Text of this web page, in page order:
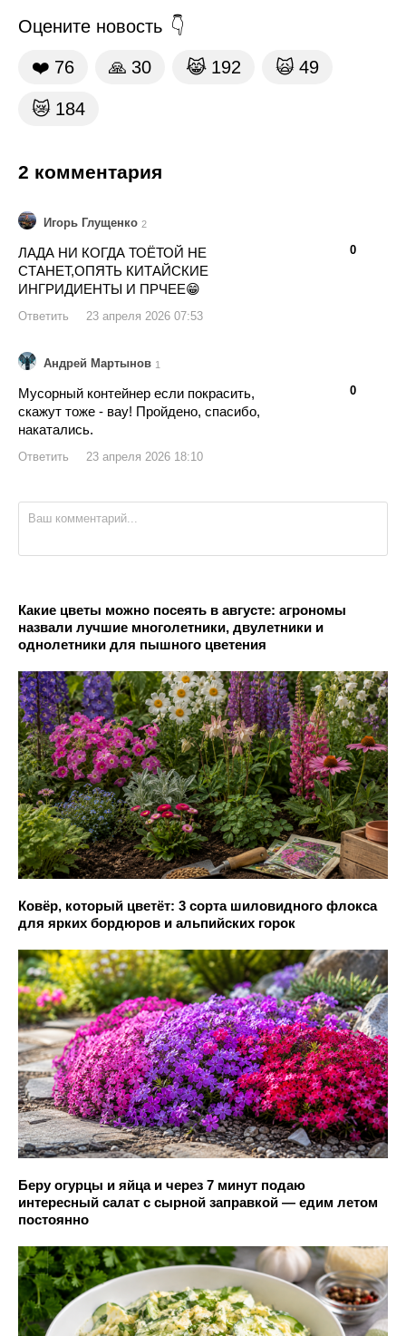
Оцените новость
❤️ 76 🙏 30 😹 192 🙀 49
😿 184
2 комментария
Игорь Глущенко 2
0
ЛАДА НИ КОГДА ТОЁТОЙ НЕ
СТАНЕТ,ОПЯТЬ КИТАЙСКИЕ
ИНГРИДИЕНТЫ И ПРЧЕЕ😁
Ответить 23 апреля 2026 07:53
Андрей Мартынов 1
0
Мусорный контейнер если покрасить,
скажут тоже - вау! Пройдено, спасибо,
накатались.
Ответить 23 апреля 2026 18:10
Какие цветы можно посеять в августе: агрономы
назвали лучшие многолетники, двулетники и
однолетники для пышного цветения
Ковёр, который цветёт: 3 сорта шиловидного флокса
для ярких бордюров и альпийских горок
Беру огурцы и яйца и через 7 минут подаю
интересный салат с сырной заправкой — едим летом
постоянно